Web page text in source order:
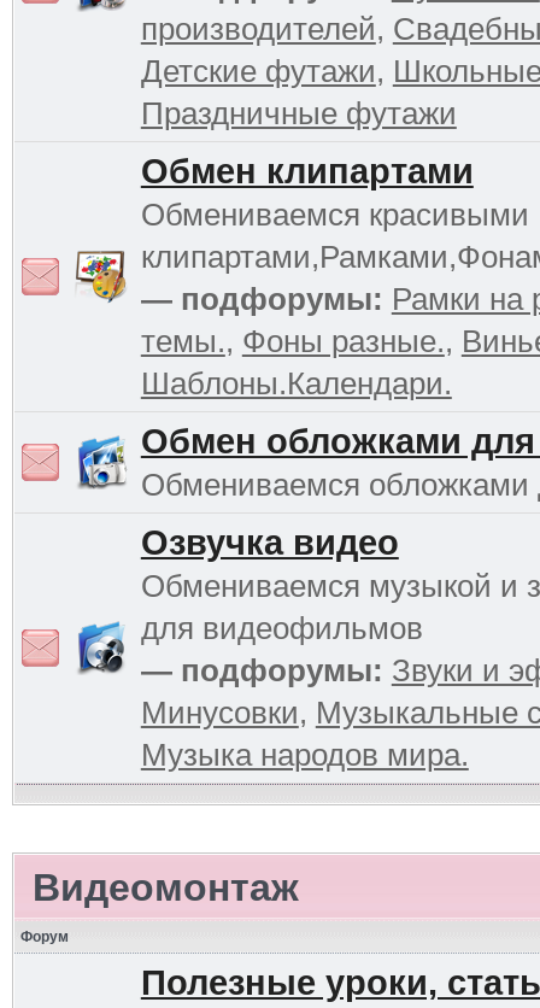
производителей,
Детские футажи,
Праздничные футажи
Обмен клипартами
Обмениваемся красивыми
— подфорумы: Рамки на
темы., Фоны разные.,
Шаблоны.Календари.
Обмен обложками для
Обмениваемся обложками
Озвучка видео
Обмениваемся музыкой и
для видеофильмов
— подфорумы: Звуки и
Минусовки, Музыкальные
Музыка народов мира.
Видеомонтаж
Форум
Полезные уроки,